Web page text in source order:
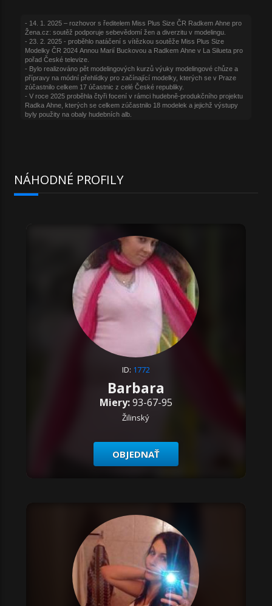
NÁHODNÉ PROFILY
ID: 1772
Barbara
Miery:93-67-95
Žilinský
OBJEDNAŤ